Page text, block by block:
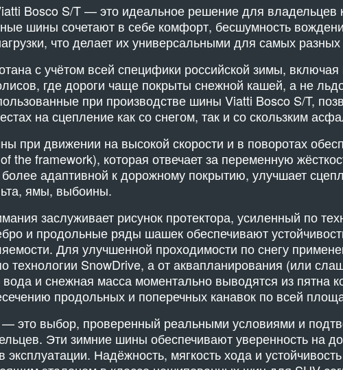
Bosco S/T — это идеальное решение для владельцев
шины сочетают в себе комфорт, бесшумность
что делает их универсальными для самых
с учётом всей специфики российской зимы,
где дороги чаще покрыты снежной кашей, а не
при производстве шины Viatti Bosco S/T,
на сцепление как со снегом, так и со скользким
при движении на высокой скорости и в поворотах
the framework), которая отвечает за переменную
адаптивной к дорожному покрытию, улучшает
ямы, выбоины.
заслуживает рисунок протектора, усиленный по
и продольные ряды шашек обеспечивают
Для улучшенной проходимости по снегу
технологии SnowDrive, а от аквапланирования (или
и снежная масса моментально выводятся из пятна
продольных и поперечных канавок по всей
это выбор, проверенный реальными условиями и
Эти зимние шины обеспечивают уверенность на
эксплуатации. Надёжность, мягкость хода и